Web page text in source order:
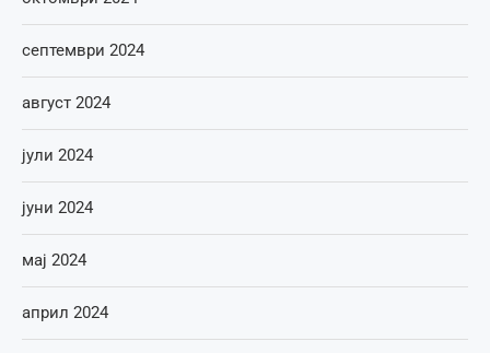
септември 2024
август 2024
јули 2024
јуни 2024
мај 2024
април 2024